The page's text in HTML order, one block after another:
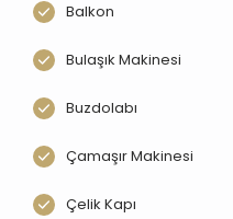
Balkon
Bulaşık Makinesi
Buzdolabı
Çamaşır Makinesi
Çelik Kapı